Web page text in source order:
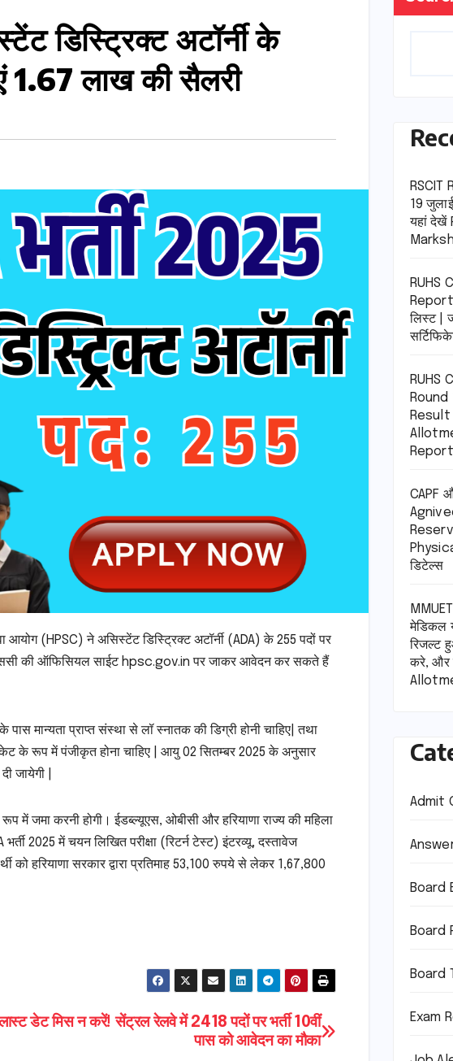
डिस्ट्रिक्ट अटॉर्नी के
1.67 लाख की सैलरी
आयोग (HPSC) ने असिस्टेंट डिस्ट्रिक्ट अटॉर्नी (ADA) के 255 पदों पर
की ऑफिसियल साईट hpsc.gov.in पर जाकर आवेदन कर सकते हैं
मान्यता प्राप्त संस्था से लॉ स्नातक की डिग्री होनी चाहिए| तथा
के रूप में पंजीकृत होना चाहिए | आयु 02 सितम्बर 2025 के अनुसार
जायेगी |
में जमा करनी होगी। ईडब्ल्यूएस, ओबीसी और हरियाणा राज्य की महिला
2025 में चयन लिखित परीक्षा (रिटर्न टेस्ट) इंटरव्यू, दस्तावेज
को हरियाणा सरकार द्वारा प्रतिमाह 53,100 रुपये से लेकर 1,67,800
डेट मिस न करें! सेंट्रल रेलवे में 2418 पदों पर भर्ती 10वीं
पास को आवेदन का मौका
RSCIT
19
यहां
RUHS
लिस्ट |
RUHS
CAPF
डिटेल्स
मेडिकल
रिजल्ट
करे, और
Admit
Board
Board
Board
Exam